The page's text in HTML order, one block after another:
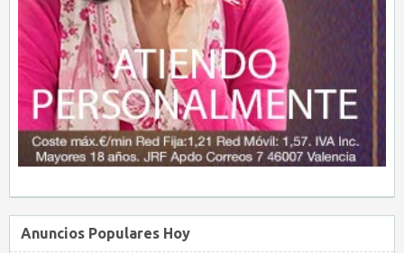
Anuncios Populares Hoy